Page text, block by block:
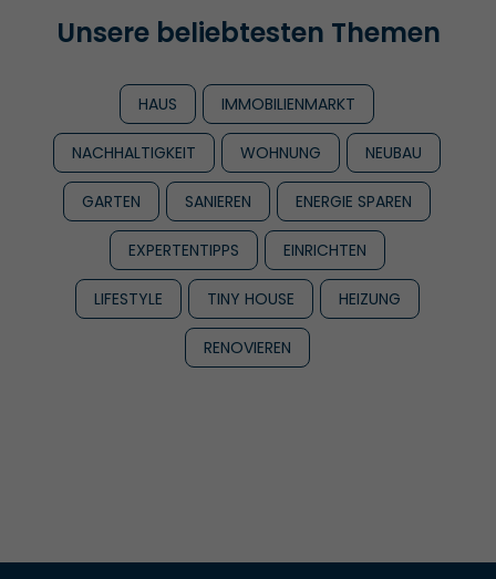
Unsere beliebtesten Themen
HAUS IMMOBILIENMARKT
NACHHALTIGKEIT WOHNUNG NEUBAU
GARTEN SANIEREN ENERGIE SPAREN
EXPERTENTIPPS EINRICHTEN
LIFESTYLE TINY HOUSE HEIZUNG
RENOVIEREN